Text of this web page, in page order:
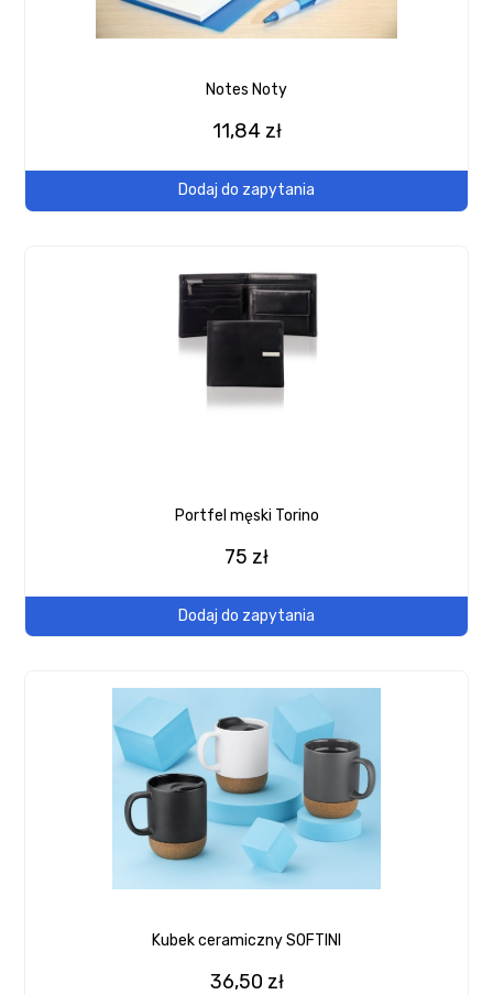
Notes Noty
11,84 zł
Dodaj do zapytania
Portfel męski Torino
75 zł
Dodaj do zapytania
Kubek ceramiczny SOFTINI
36,50 zł